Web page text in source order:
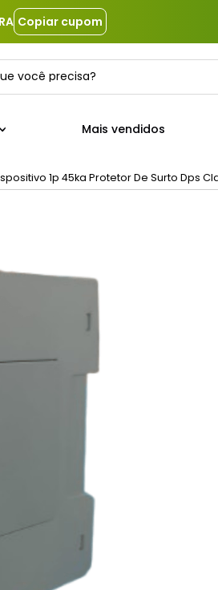
Copiar cupom
você precisa?
Mais vendidos
1p 45ka Protetor De Surto Dps
2º
porcelanato